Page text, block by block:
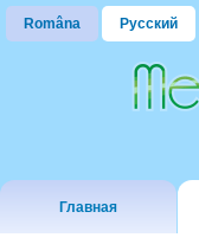
Româna Русский
Главная